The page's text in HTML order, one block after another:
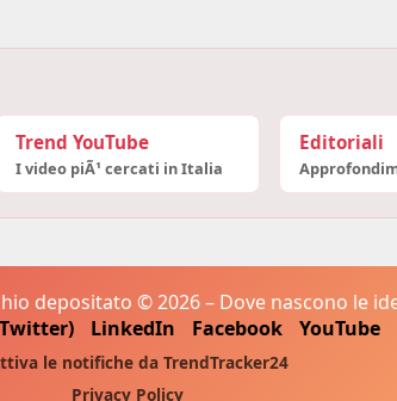
Trend YouTube
I video piÃ¹ cercati in Italia
Editoriali
depositato © 2026 – Dove nascono le
LinkedIn Facebook YouTube
le notifiche da TrendTracker24
Privacy Policy